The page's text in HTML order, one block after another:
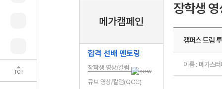
TOP
메가캠페인
합격 선배 멘토링
장학생 영상/칼럼
큐브 영상/칼럼(QCC)
장학생
캠퍼스 드림
이름 : 메가스